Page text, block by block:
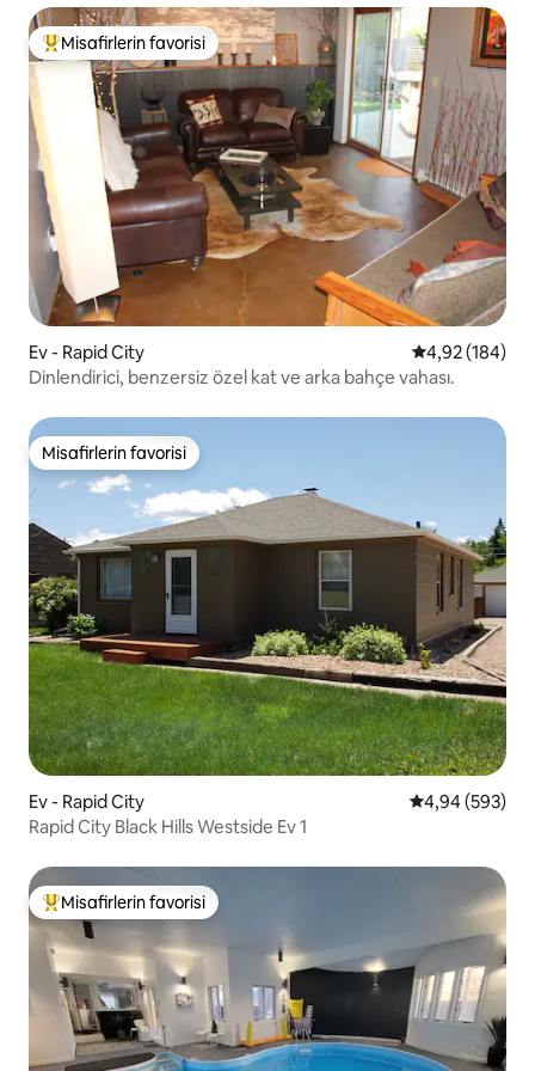
Misafirlerin favorilerinden en beğenilenler arasında
Misafirlerin favorisi
Ev - Rapid City 5 üzerinden
4,92 (184)
Dinlendirici, benzersiz özel kat ve arka bahçe vahası.
Misafirlerin favorisi
Misafirlerin favorisi
Ev - Rapid City 5 üzerinden
4,94 (593)
Rapid City Black Hills Westside Ev 1
Misafirlerin favorilerinden en beğenilenler arasında
Misafirlerin favorisi